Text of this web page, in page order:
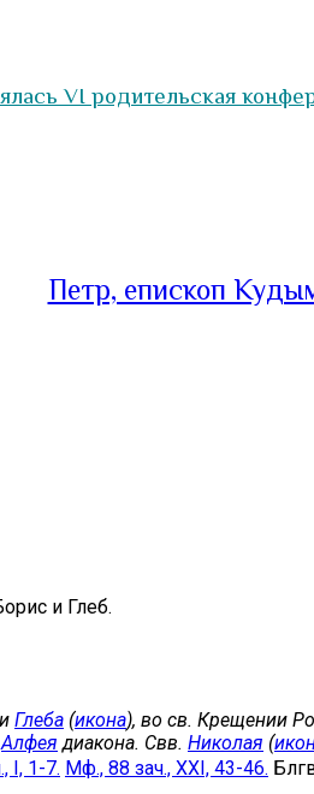
VI родительская
Петр, епископ
и Глеб.
Глеба (икона), во св. Крещении
Алфея диакона. Свв. Николая (
I, 1-7. Мф., 88 зач., XXI, 43-46.